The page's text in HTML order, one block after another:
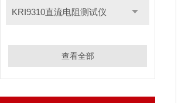
KRI9310直流电阻测试仪
查看全部